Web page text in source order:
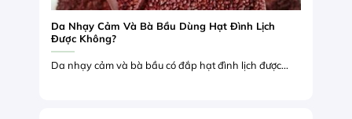
Da Nhạy Cảm Và Bà Bầu Dùng Hạt Đình Lịch
Được Không?
Da nhạy cảm và bà bầu có đắp hạt đình lịch được...